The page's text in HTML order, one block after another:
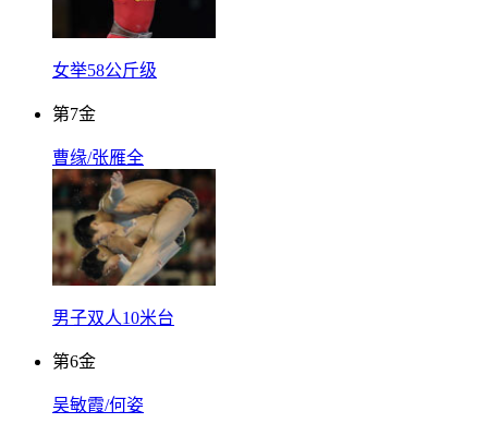
女举58公斤级
第7金
曹缘/张雁全
男子双人10米台
第6金
吴敏霞/何姿